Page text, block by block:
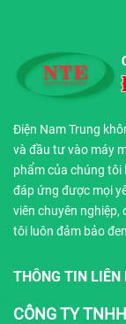
Điện Nam Trung
và đầu tư vào máy
phẩm của chúng tôi
đáp ứng được mọi
viên chuyên nghiệp,
tôi luôn đảm bảo
THÔNG TIN LIÊN
CÔNG TY